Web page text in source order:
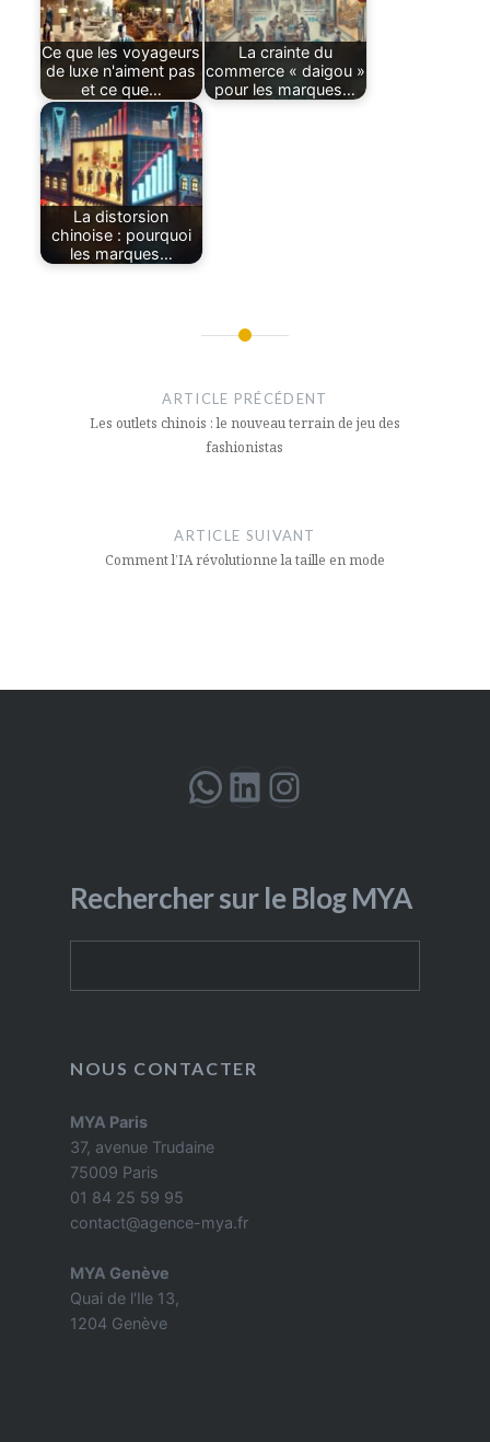
Ce que les voyageurs
de luxe n'aiment pas
et ce que…
La crainte du
commerce « daigou »
pour les marques…
La distorsion
chinoise : pourquoi
les marques…
l’article
ARTICLE PRÉCÉDENT
Les outlets chinois : le nouveau terrain de jeu des
fashionistas
ARTICLE SUIVANT
Comment l’IA révolutionne la taille en mode
WhatsApp
LinkedIn
Instagram
Rechercher sur le Blog MYA
NOUS CONTACTER
MYA Paris
37, avenue Trudaine
75009 Paris
01 84 25 59 95
contact@agence-mya.fr
MYA Genève
Quai de l'Ile 13,
1204 Genève